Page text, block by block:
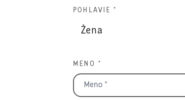
POHLAVIE *
MENO *